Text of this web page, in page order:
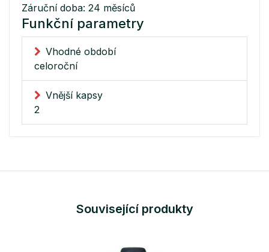
Záruční doba: 24 měsíců
Funkční parametry
Vhodné období
celoroční
Vnější kapsy
2
Související produkty